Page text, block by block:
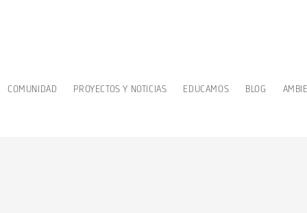
COMUNIDAD PROYECTOS Y NOTICIAS EDUCAMOS BLOG